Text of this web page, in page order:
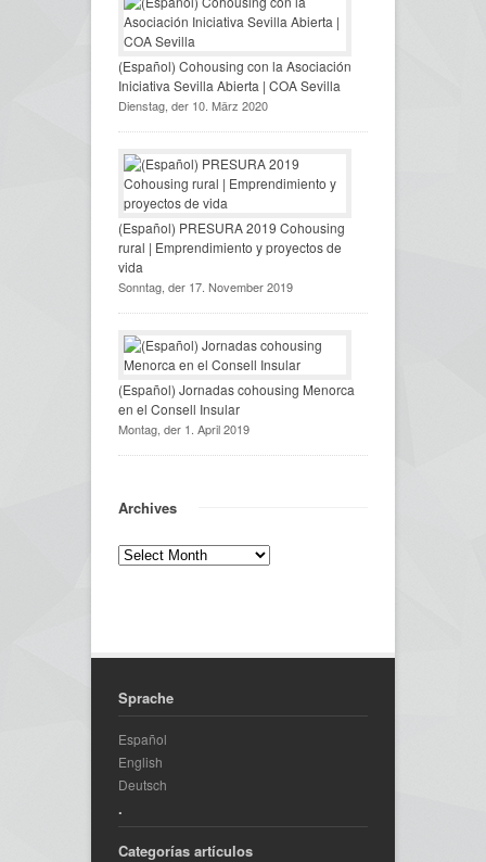
(Español) Cohousing con la Asociación
Iniciativa Sevilla Abierta | COA Sevilla
Dienstag, der 10. März 2020
(Español) PRESURA 2019 Cohousing
rural | Emprendimiento y proyectos de
vida
Sonntag, der 17. November 2019
(Español) Jornadas cohousing Menorca
en el Consell Insular
Montag, der 1. April 2019
Archives
Sprache
Español
English
Deutsch
.
Categorías artículos